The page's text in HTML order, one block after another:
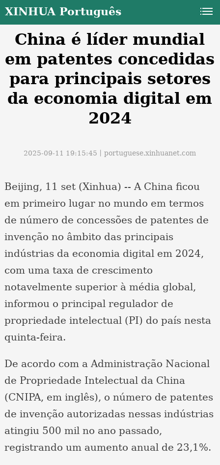
XINHUA Português
China é líder mundial
em patentes concedidas
para principais setores
da economia digital em
2024
2025-09-11 19:15:45丨portuguese.xinhuanet.com
Beijing, 11 set (Xinhua) -- A China ficou
em primeiro lugar no mundo em termos
de número de concessões de patentes de
invenção no âmbito das principais
indústrias da economia digital em 2024,
com uma taxa de crescimento
notavelmente superior à média global,
informou o principal regulador de
propriedade intelectual (PI) do país nesta
quinta-feira.
De acordo com a Administração Nacional
de Propriedade Intelectual da China
(CNIPA, em inglês), o número de patentes
de invenção autorizadas nessas indústrias
atingiu 500 mil no ano passado,
registrando um aumento anual de 23,1%.